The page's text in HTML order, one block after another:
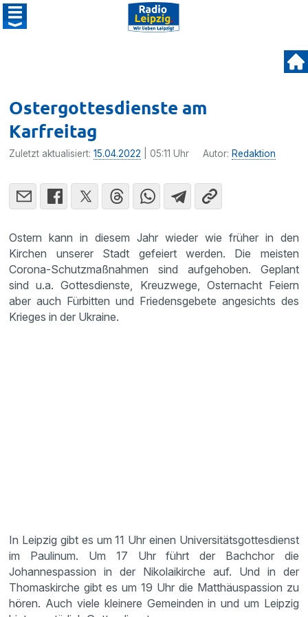
Ostergottesdienste am
Karfreitag
Zuletzt aktualisiert:15.04.2022 | 05:11 Uhr Autor: Redaktion
Ostern kann in diesem Jahr wieder wie früher in den
Kirchen unserer Stadt gefeiert werden. Die meisten
Corona-Schutzmaßnahmen sind aufgehoben. Geplant
sind u.a. Gottesdienste, Kreuzwege, Osternacht Feiern
aber auch Fürbitten und Friedensgebete angesichts des
Krieges in der Ukraine.
In Leipzig gibt es um 11 Uhr einen Universitätsgottesdienst
im Paulinum. Um 17 Uhr führt der Bachchor die
Johannespassion in der Nikolaikirche auf. Und in der
Thomaskirche gibt es um 19 Uhr die Matthäuspassion zu
hören. Auch viele kleinere Gemeinden in und um Leipzig